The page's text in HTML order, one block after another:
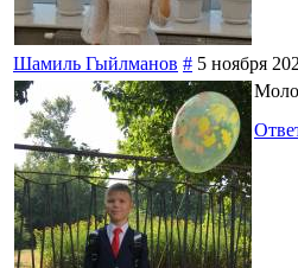
Шамиль Гыйлманов # 5 ноября